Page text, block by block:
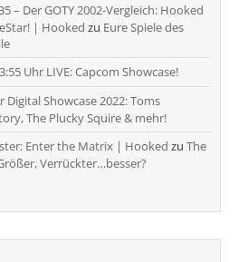
– Der GOTY 2002-Vergleich: Hooked
| Hooked zu Eure Spiele des
Uhr LIVE: Capcom Showcase!
Digital Showcase 2022: Toms
The Plucky Squire & mehr!
Enter the Matrix | Hooked zu The
Verrückter…besser?